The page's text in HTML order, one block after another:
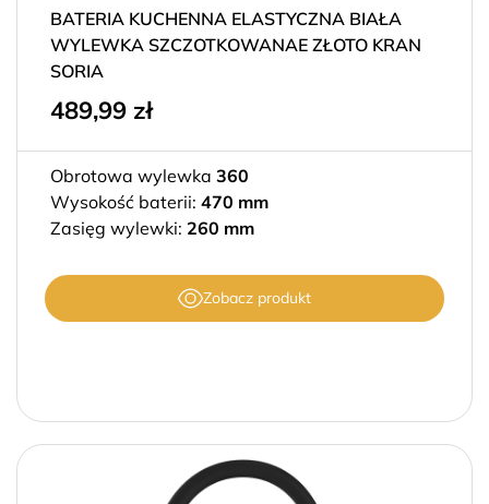
BATERIA KUCHENNA ELASTYCZNA BIAŁA
WYLEWKA SZCZOTKOWANAE ZŁOTO KRAN
SORIA
489,99 zł
Obrotowa wylewka 360
Wysokość baterii: 470 mm
Zasięg wylewki: 260 mm
Zobacz produkt